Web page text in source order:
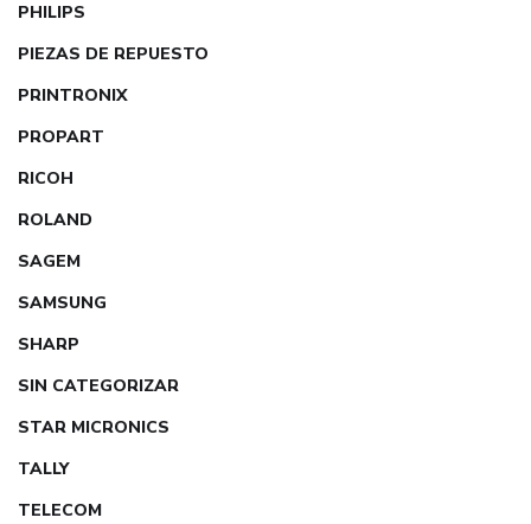
PHILIPS
PIEZAS DE REPUESTO
PRINTRONIX
PROPART
RICOH
ROLAND
SAGEM
SAMSUNG
SHARP
SIN CATEGORIZAR
STAR MICRONICS
TALLY
TELECOM